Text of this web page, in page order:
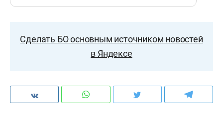
Сделать БО основным источником новостей
в Яндексе